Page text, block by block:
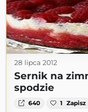
28 lipca 2012
Sernik na
spodzie
640 1 Zapisz